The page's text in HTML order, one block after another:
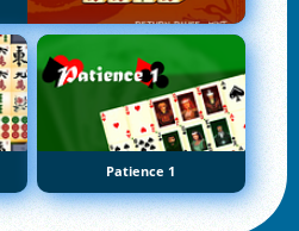
Patience 1